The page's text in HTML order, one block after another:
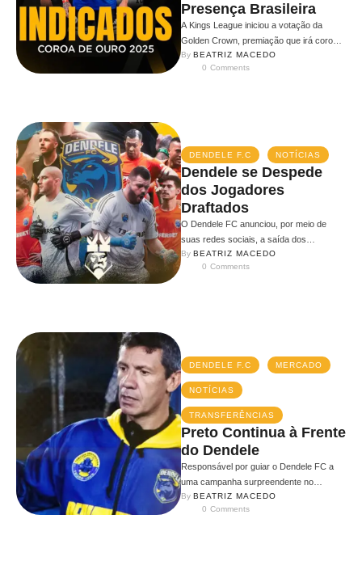
Presença Brasileira
A Kings League iniciou a votação da
Golden Crown, premiação que irá coroar
os melhores do mundo de …
By BEATRIZ MACEDO
0 Comments
DENDELE F.C NOTÍCIAS
Dendele se Despede
dos Jogadores
Draftados
O Dendele FC anunciou, por meio de
suas redes sociais, a saída dos
jogadores draftados que integraram o …
By BEATRIZ MACEDO
0 Comments
DENDELE F.C MERCADO
NOTÍCIAS
TRANSFERÊNCIAS
Preto Continua à Frente
do Dendele
Responsável por guiar o Dendele FC a
uma campanha surpreendente no
primeiro split da Kings League Brazil, o …
By BEATRIZ MACEDO
0 Comments